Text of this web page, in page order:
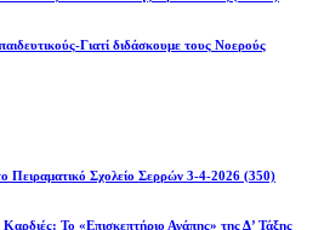
Γιατί διδάσκουμε τους Νοερούς
Πειραματικό Σχολείο Σερρών 3-4-2026 (350)
Το «Επισκεπτήριο Αγάπης» της Δ’ Τάξης